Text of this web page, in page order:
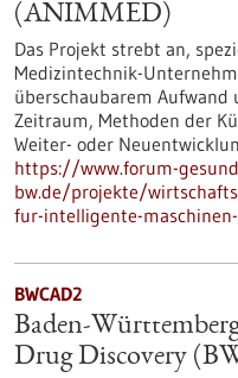
(ANIMMED)
Das Projekt strebt an,
Medizintechnik-
überschaubarem Aufwand
Zeitraum, Methoden der
Weiter- oder
https://www.forum-
bw.de/projekte/
fur-intelligente-
BWCAD2
Baden-
Drug Discovery